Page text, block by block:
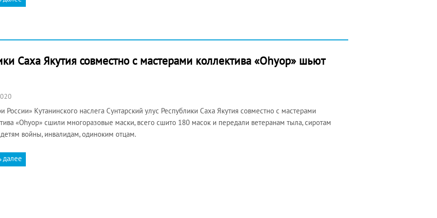
Саха Якутия совместно с мастерами коллектива «Оһуор» шьют
России» Кутанинского наслега Сунтарский улус Республики Саха Якутия совместно с мастерами
«Оһуор» сшили многоразовые маски, всего сшито 180 масок и передали ветеранам тыла, сиротам
войны, инвалидам, одиноким отцам.
далее